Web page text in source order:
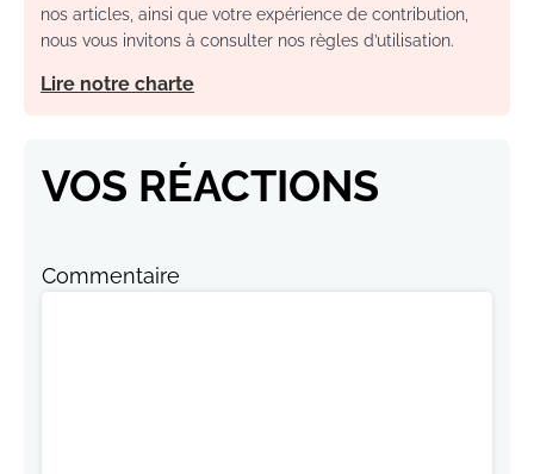
nos articles, ainsi que votre expérience de contribution,
nous vous invitons à consulter nos règles d’utilisation.
Lire notre charte
VOS RÉACTIONS
Commentaire